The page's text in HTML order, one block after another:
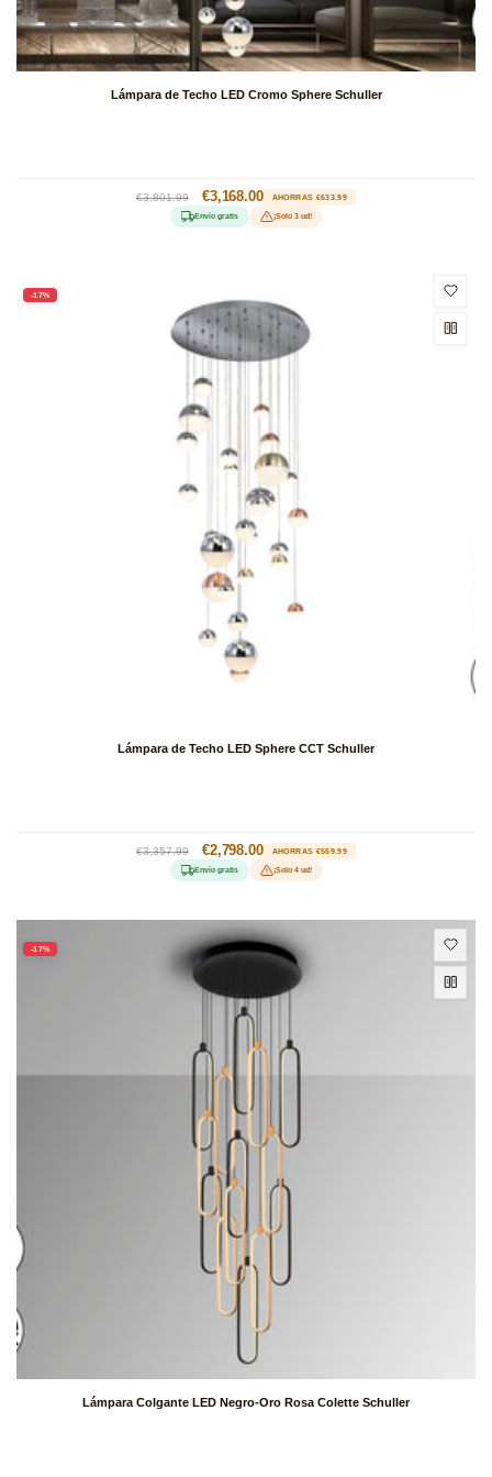
Lámpara de Techo LED Cromo Sphere Schuller
Precio
habitual
€3,801.99
Precio
de
oferta
€3,168.00 AHORRAS €633.99
Envío gratis ¡Solo 3 ud!
-17%
Lámpara de Techo LED Sphere CCT Schuller
Precio
habitual
€3,357.99
Precio
de
oferta
€2,798.00 AHORRAS €559.99
Envío gratis ¡Solo 4 ud!
-17%
Lámpara Colgante LED Negro-Oro Rosa Colette Schuller